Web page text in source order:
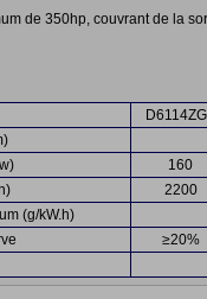
de 350hp, couvrant de la
160
2200
(g/kW.h)
≥20%